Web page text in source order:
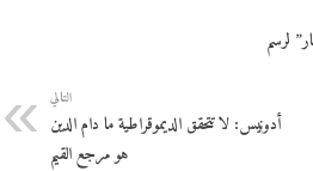
لرسم
التالي
أدونيس: لا تتحقق الديموقراطية ما دام الدين
هو مرجع القيم